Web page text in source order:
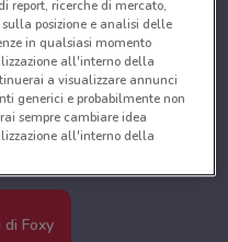
Foxy
report, ricerche di mercato,
posizione e analisi delle
in qualsiasi momento
all'interno della
a visualizzare annunci
generici e probabilmente non
sempre cambiare idea
all'interno della
dati per fornire:
Scansione attiva delle
Archiviare